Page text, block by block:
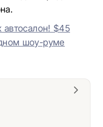
автосалон! $45
шоу-руме